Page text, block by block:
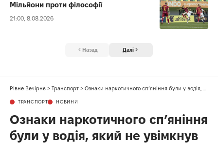
Мільйони проти філософії
21:00, 8.08.2026
Назад Далі
Рівне Вечірнє > Транспорт > Ознаки наркотичного сп’яніння були у водія, який не увімкнув покажчик повороту
ТРАНСПОРТ НОВИНИ
Ознаки наркотичного сп’яніння
були у водія, який не увімкнув